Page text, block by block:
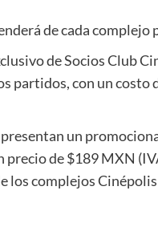
de cada complejo
de Socios Club
partidos, con un
un
precio de $189 MXN
complejos